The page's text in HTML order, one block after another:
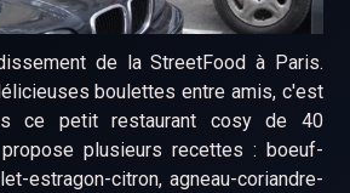
de la StreetFood à Paris.
boulettes entre amis, c'est
ce petit restaurant cosy de 40
plusieurs recettes : boeuf-
estragon-citron, agneau-coriandre-